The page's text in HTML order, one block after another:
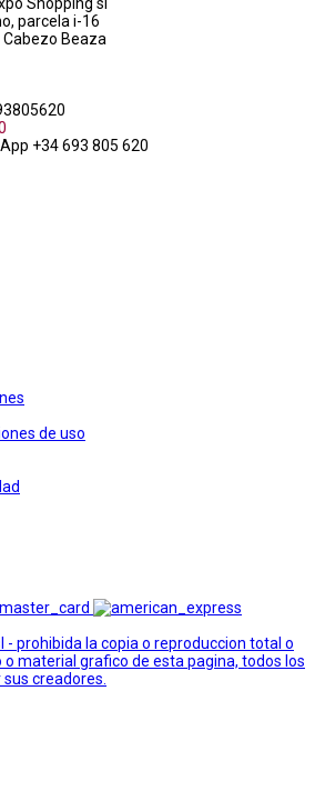
parcela i-16
Beaza
+34 693 805 620
de uso
- prohibida la copia o reproduccion total o
material grafico de esta pagina, todos los
creadores.